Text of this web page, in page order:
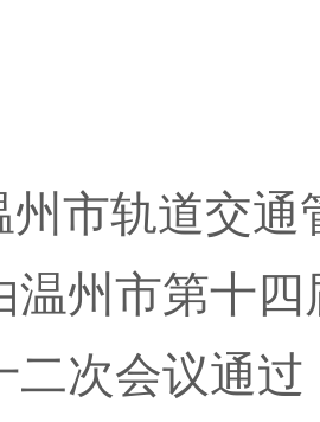
州市轨道交
温州市第十
二次会议通过